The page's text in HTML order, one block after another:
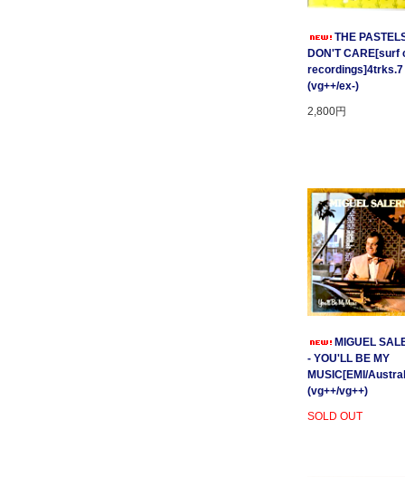
THE
DON'T CARE[surf
recordings]4trks.7
(vg++/ex-)
2,800円
MIGUEL
- YOU'LL BE MY
MUSIC[EMI/
(vg++/vg++)
SOLD OUT